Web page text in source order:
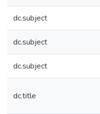
dc.subject
dc.subject
dc.subject
dc.title